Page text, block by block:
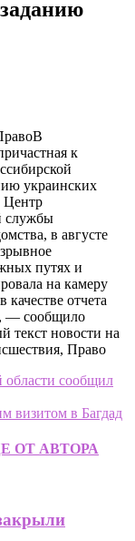
к
украинских
Центр
службы
в августе
путях и
на камеру
отчета
— сообщило
текст новости на
Право
области сообщил
визитом в Багдад
ОТ АВТОРА